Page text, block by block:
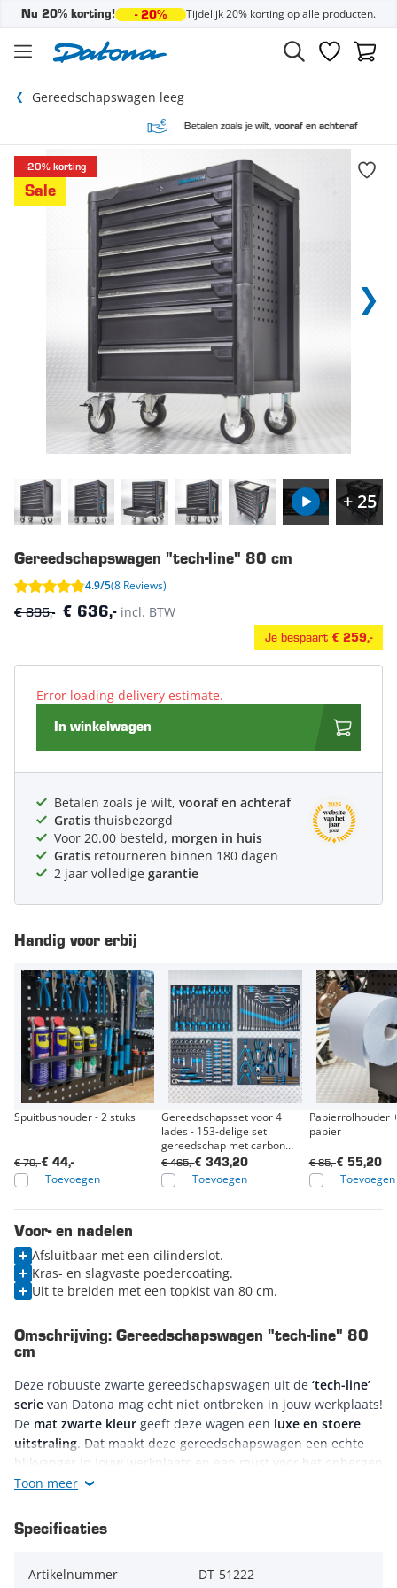
Nu 20% korting! - 20% Tijdelijk 20% korting op alle producten.
Verlanglijst
Gereedschapswagen leeg
Betalen zoals je wilt,vooraf en achteraf
-20% korting
Sale
+ 25
Gereedschapswagen "tech-line" 80 cm
4.9/5(8 Reviews)
€ 895,- € 636,- incl. BTW
Je bespaart € 259,-
Error loading delivery estimate.
In winkelwagen
Betalen zoals je wilt, vooraf en achteraf
Gratis thuisbezorgd
Voor 20.00 besteld, morgen in huis
Gratis retourneren binnen 180 dagen
2 jaar volledige garantie
Handig voor erbij
Spuitbushouder - 2 stuks
€ 44,-
€ 79,-
Toevoegen
Gereedschapsset voor 4
lades - 153-delige set
gereedschap met carbon
finish modules
€ 343,20
€ 465,-
Toevoegen
Papierrolhouder
papier
€ 55,20
€ 85,-
Toevoegen
Voor- en nadelen
Afsluitbaar met een cilinderslot.
Kras- en slagvaste poedercoating.
Uit te breiden met een topkist van 80 cm.
Omschrijving: Gereedschapswagen "tech-line" 80
cm
Deze robuuste zwarte gereedschapswagen uit de ‘tech-line’
serie van Datona mag echt niet ontbreken in jouw werkplaats!
De mat zwarte kleur geeft deze wagen een luxe en stoere
uitstraling. Dat maakt deze gereedschapswagen een echte
blikvanger in jouw werkplaats en een must voor het opbergen
van je gereedschappen. De wagen wordt geleverd
wens in te delen met de
Datona!
De wagen heeft7 ruime kogelgelagerde laden
Toon meer
Specificaties
Artikelnummer DT-51222